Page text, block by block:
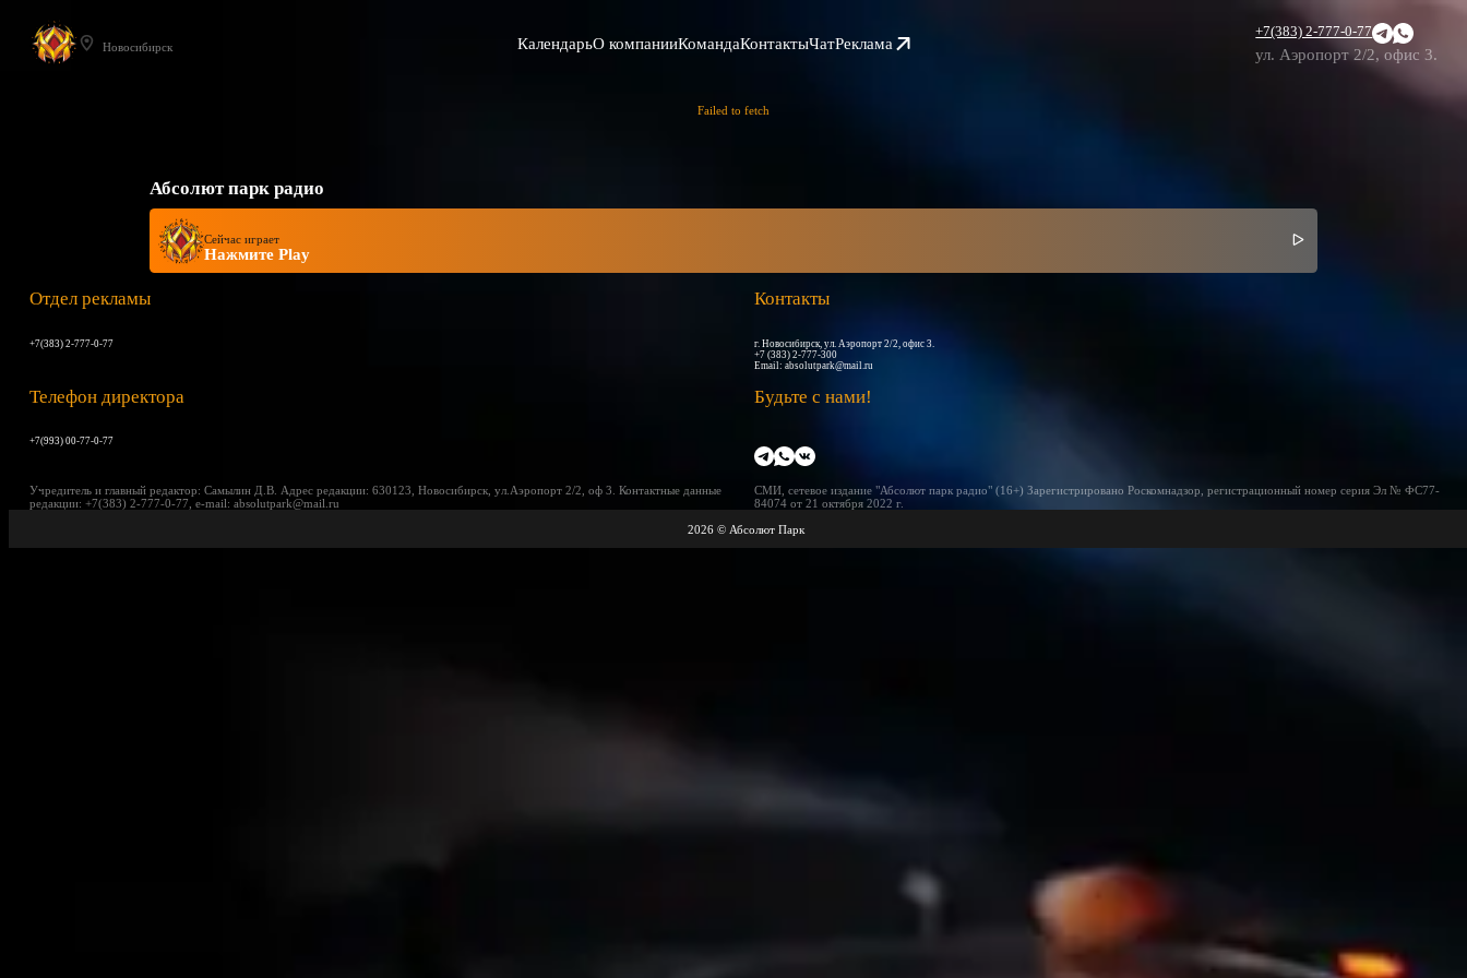
Новосибирск КалендарьО компанииКомандаКонтактыЧатРеклама
+7(383) 2-777-0-77
ул. Аэропорт 2/2, офис 3.
Failed to fetch
Абсолют парк радио
Сейчас играет
Нажмите Play
Отдел рекламы
+7(383) 2-777-0-77
Контакты
г. Новосибирск, ул. Аэропорт 2/2, офис 3.
+7 (383) 2-777-300
Email: absolutpark@mail.ru
Телефон директора
+7(993) 00-77-0-77
Будьте с нами!
Учредитель и главный редактор: Самылин Д.В. Адрес редакции: 630123, Новосибирск, ул.Аэропорт 2/2, оф 3. Контактные данные
редакции: +7(383) 2-777-0-77, e-mail: absolutpark@mail.ru
СМИ, сетевое издание "Абсолют парк радио" (16+) Зарегистрировано Роскомнадзор, регистрационный номер серия Эл № ФС77-
84074 от 21 октября 2022 г.
2026 © Абсолют Парк